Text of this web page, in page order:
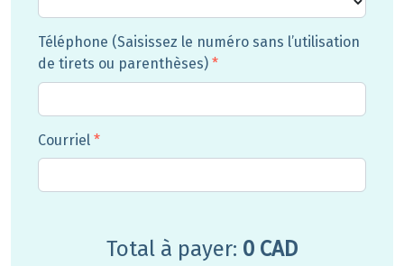
Téléphone (Saisissez le numéro sans l’utilisation
de tirets ou parenthèses) *
Courriel *
Total à payer: 0 CAD